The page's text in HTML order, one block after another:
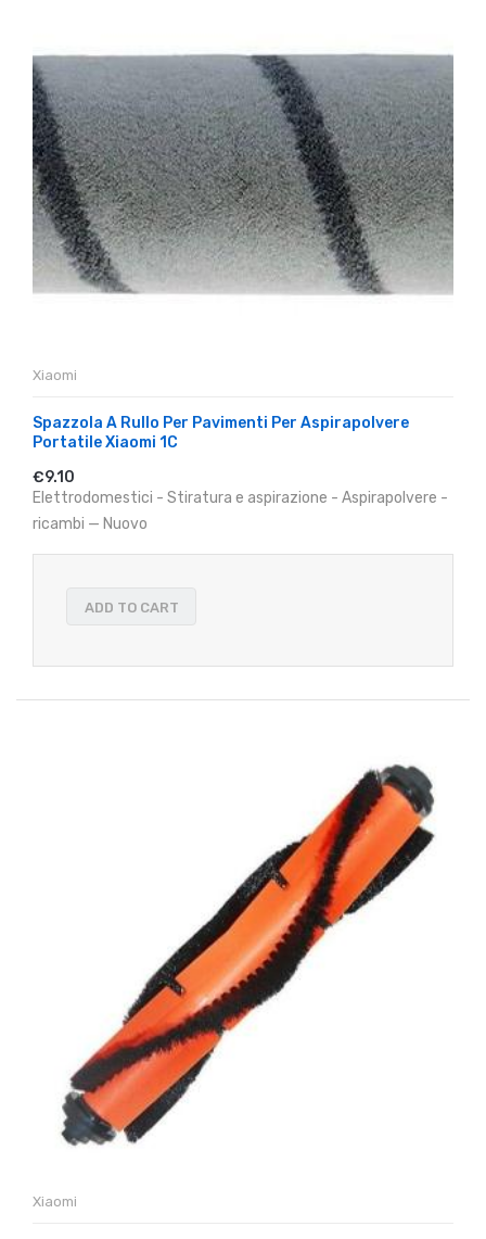
Xiaomi
Spazzola A Rullo Per Pavimenti Per Aspirapolvere
Portatile Xiaomi 1C
€9.10
Elettrodomestici - Stiratura e aspirazione - Aspirapolvere -
ricambi — Nuovo
ADD TO CART
Xiaomi